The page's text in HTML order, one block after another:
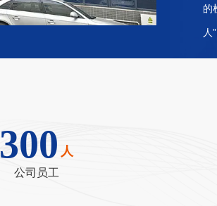
的
人
300 人
公司员工